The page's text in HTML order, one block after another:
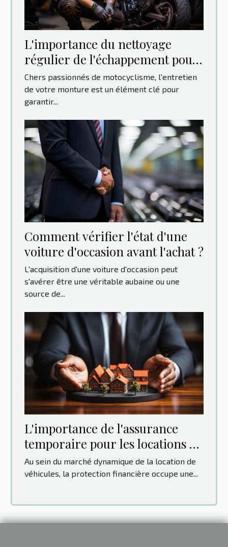
L'importance du nettoyage
régulier de l'échappement pour
le maintien de la moto
Chers passionnés de motocyclisme, l'entretien
de votre monture est un élément clé pour
garantir...
Comment vérifier l'état d'une
voiture d'occasion avant l'achat ?
L'acquisition d'une voiture d'occasion peut
s'avérer être une véritable aubaine ou une
source de...
L'importance de l'assurance
temporaire pour les locations de
véhicules
Au sein du marché dynamique de la location de
véhicules, la protection financière occupe une...